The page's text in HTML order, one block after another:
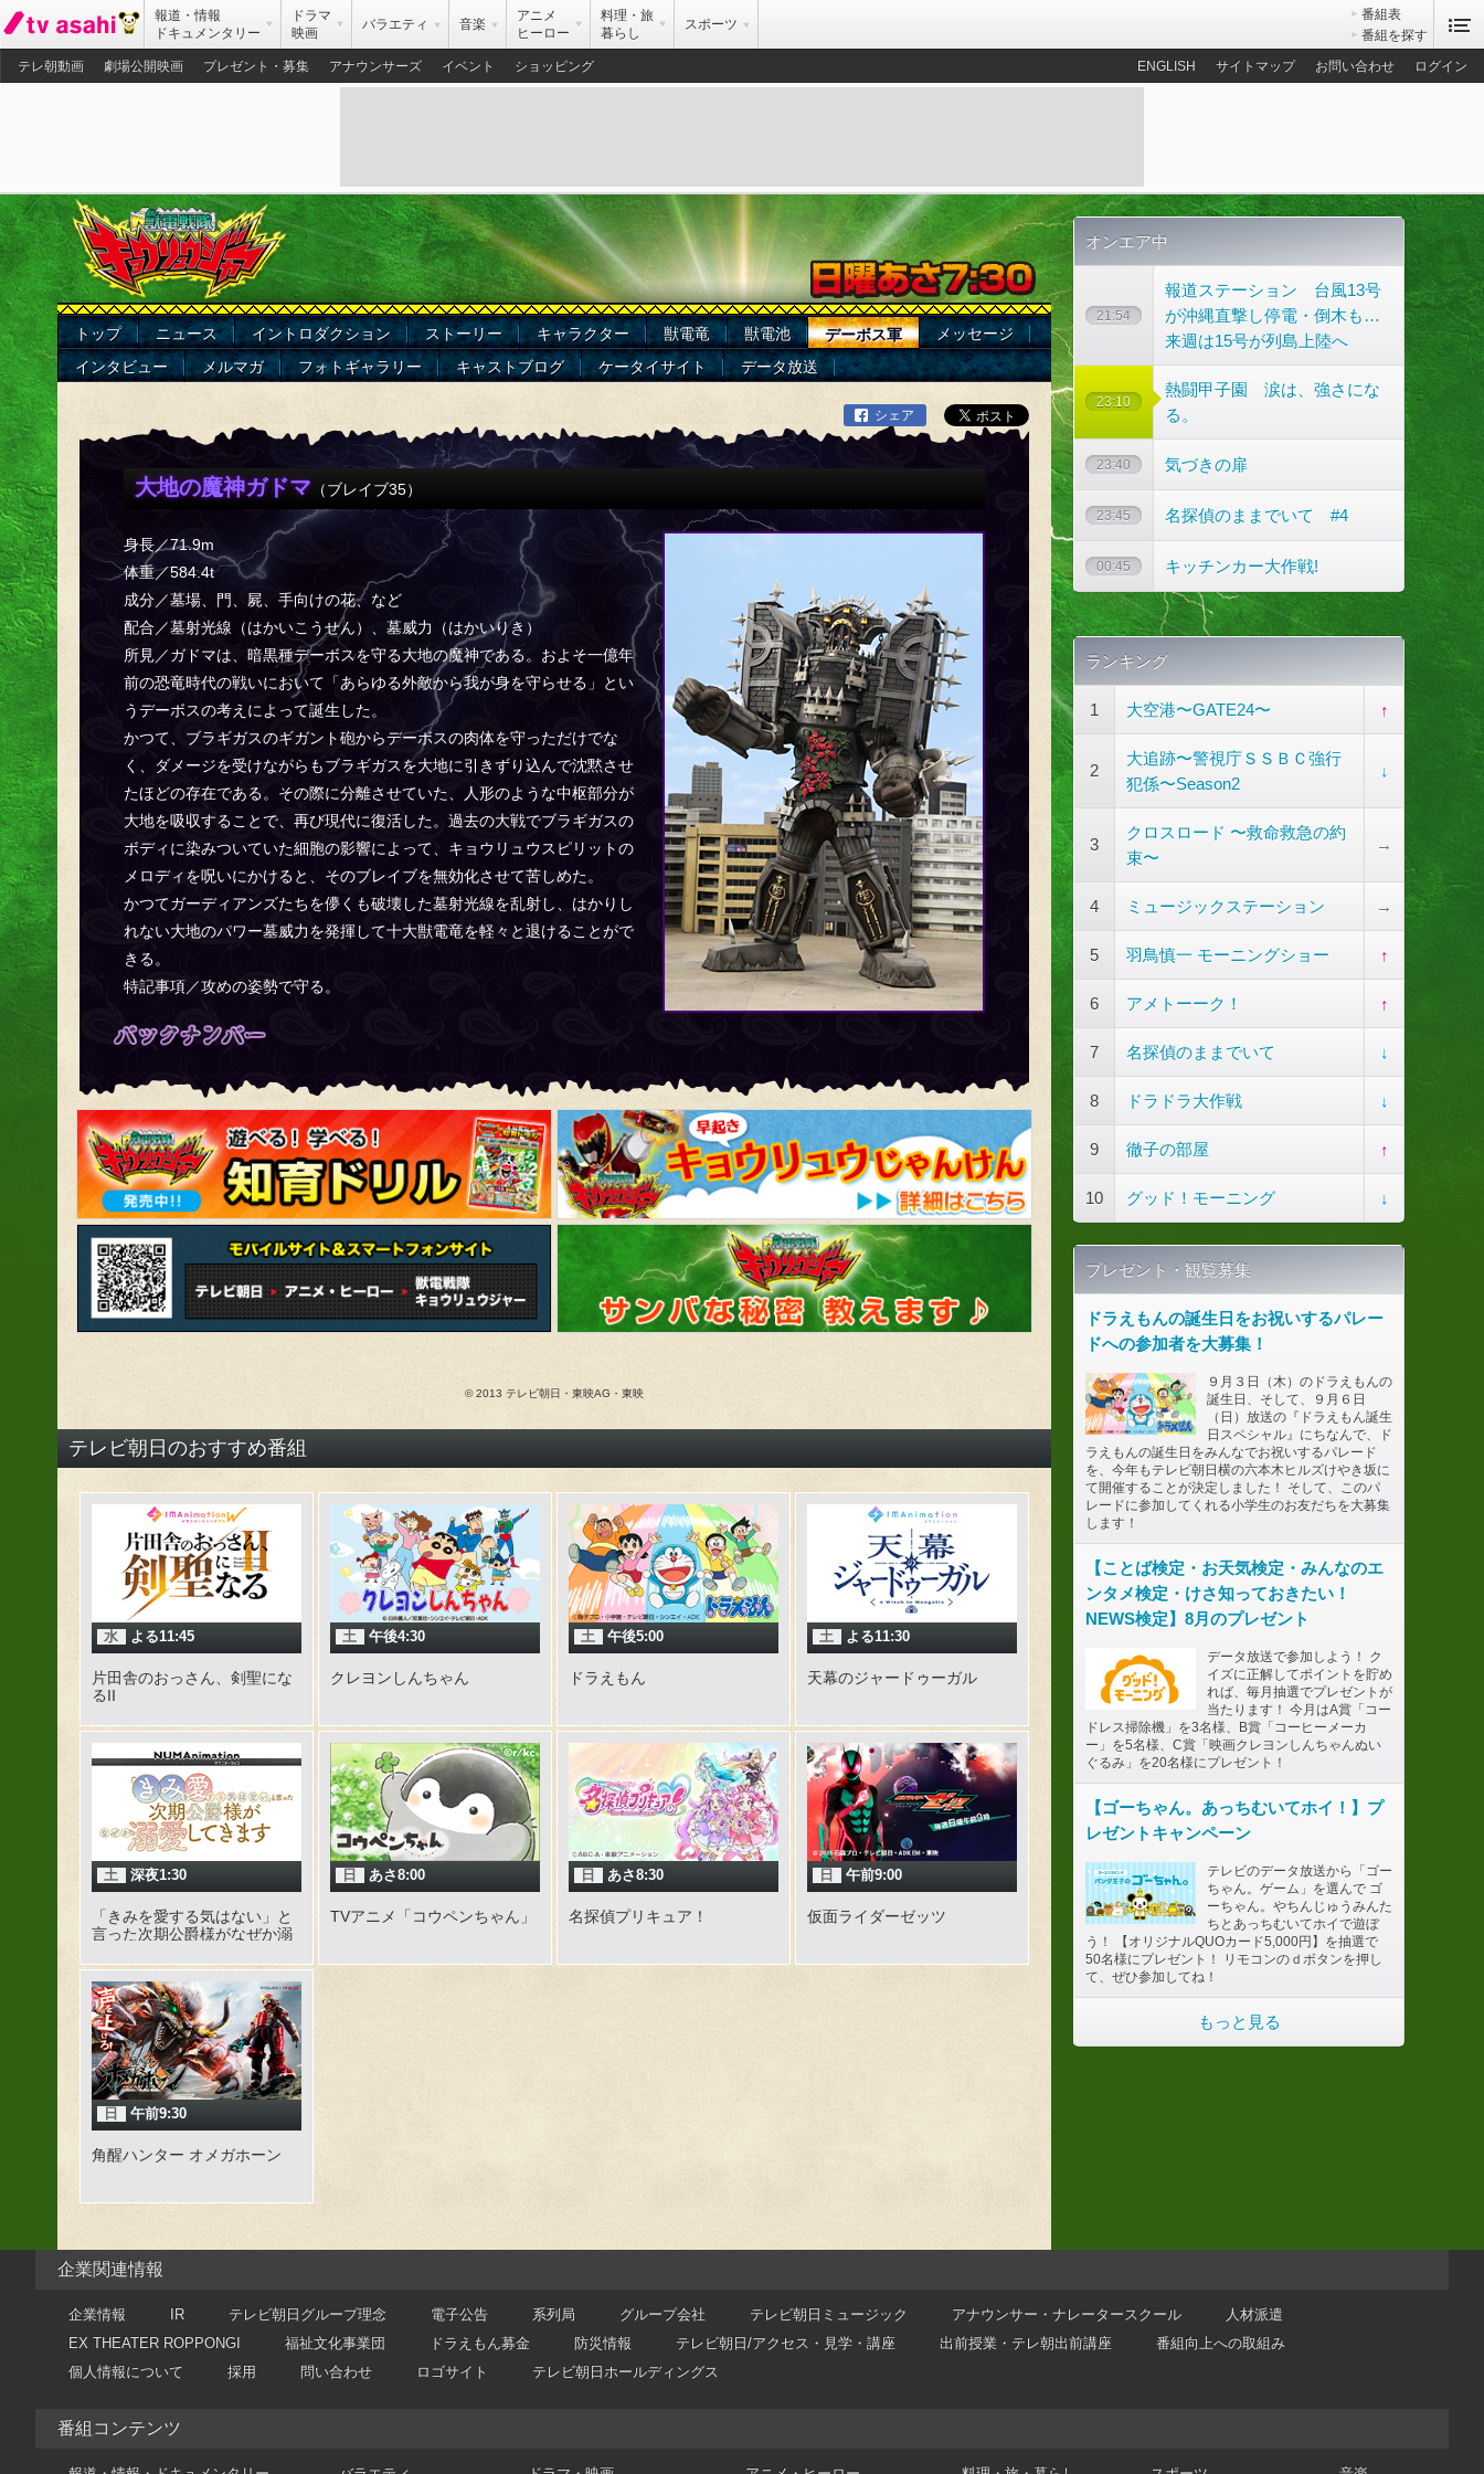
報道・情報
ドキュメンタリー
ドラマ
映画
バラエティ 音楽
アニメ
ヒーロー
料理・旅
暮らし
スポーツ
番組表
番組を探す
テレ朝動画
劇場公開映画 プレゼント・募集 アナウンサーズ イベント ショッピング ENGLISH サイトマップ お問い合わせ ログイン
トップ ニュース イントロダクション ストーリー キャラクター 獣電竜 獣電池 デーボス軍
メッセージ
インタビュー
メルマガ フォトギャラリー キャストブログ ケータイサイト データ放送
シェア
大地の魔神ガドマ（ブレイブ35）
身長／71.9m
体重／584.4t
成分／墓場、門、屍、手向けの花、など
配合／墓射光線（はかいこうせん）、墓威力（はかいりき）
所見／ガドマは、暗黒種デーボスを守る大地の魔神である。およそ一億年
前の恐竜時代の戦いにおいて「あらゆる外敵から我が身を守らせる」とい
うデーボスの考えによって誕生した。
かつて、ブラギガスのギガント砲からデーボスの肉体を守っただけでな
く、ダメージを受けながらもブラギガスを大地に引きずり込んで沈黙させ
たほどの存在である。その際に分離させていた、人形のような中枢部分が
大地を吸収することで、再び現代に復活した。過去の大戦でブラギガスの
ボディに染みついていた細胞の影響によって、キョウリュウスピリットの
メロディを呪いにかけると、そのブレイブを無効化させて苦しめた。
かつてガーディアンズたちを儚くも破壊した墓射光線を乱射し、はかりし
れない大地のパワー墓威力を発揮して十大獣電竜を軽々と退けることがで
きる。
特記事項／攻めの姿勢で守る。
© 2013 テレビ朝日・東映AG・東映
テレビ朝日のおすすめ番組
水 よる11:45
片田舎のおっさん、剣聖にな
るII
土 午後4:30
クレヨンしんちゃん
土 午後5:00
ドラえもん
土 よる11:30
天幕のジャードゥーガル
土 深夜1:30
「きみを愛する気はない」と
言った次期公爵様がなぜか溺
日 あさ8:00
TVアニメ「コウペンちゃん」
日 あさ8:30
名探偵プリキュア！
日 午前9:00
仮面ライダーゼッツ
日 午前9:30
角醒ハンター オメガホーン
オンエア中
21:54
報道ステーション 台風13号
が沖縄直撃し停電・倒木も…
来週は15号が列島上陸へ
23:10
熱闘甲子園 涙は、強さにな
る。
23:40 気づきの扉
23:45 名探偵のままでいて #4
00:45 キッチンカー大作戦!
ランキング
1 大空港〜GATE24〜 ↑
2
大追跡〜警視庁ＳＳＢＣ強行
犯係〜Season2
↓
3
クロスロード 〜救命救急の約
束〜
→
4 ミュージックステーション →
5 羽鳥慎一 モーニングショー ↑
6 アメトーーク！ ↑
7 名探偵のままでいて ↓
8 ドラドラ大作戦 ↓
9 徹子の部屋 ↑
10 グッド！モーニング ↓
プレゼント・観覧募集
ドラえもんの誕生日をお祝いするパレー
ドへの参加者を大募集！
９月３日（木）のドラえもんの
誕生日、そして、９月６日
（日）放送の『ドラえもん誕生
日スペシャル』にちなんで、ド
ラえもんの誕生日をみんなでお祝いするパレード
を、今年もテレビ朝日横の六本木ヒルズけやき坂に
て開催することが決定しました！ そして、このパ
レードに参加してくれる小学生のお友だちを大募集
します！
【ことば検定・お天気検定・みんなのエ
ンタメ検定・けさ知っておきたい！
NEWS検定】8月のプレゼント
データ放送で参加しよう！ ク
イズに正解してポイントを貯め
れば、毎月抽選でプレゼントが
当たります！ 今月はA賞「コー
ドレス掃除機」を3名様、B賞「コーヒーメーカ
ー」を5名様、C賞「映画クレヨンしんちゃんぬい
ぐるみ」を20名様にプレゼント！
【ゴーちゃん。あっちむいてホイ！】プ
レゼントキャンペーン
テレビのデータ放送から「ゴー
ちゃん。ゲーム」を選んで ゴ
ーちゃん。やちんじゅうみんた
ちとあっちむいてホイで遊ぼ
う！ 【オリジナルQUOカード5,000円】を抽選で
50名様にプレゼント！ リモコンのｄボタンを押し
て、ぜひ参加してね！
もっと見る
企業関連情報
企業情報 IR テレビ朝日グループ理念 電子公告 系列局 グループ会社 テレビ朝日ミュージック アナウンサー・ナレータースクール
人材派遣
EX THEATER ROPPONGI
福祉文化事業団 ドラえもん募金 防災情報 テレビ朝日/アクセス・見学・講座 出前授業・テレ朝出前講座
番組向上への取組み
個人情報について
採用 問い合わせ ロゴサイト テレビ朝日ホールディングス
番組コンテンツ